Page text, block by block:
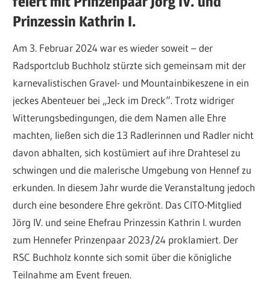
Prinzessin Kathrin I.
Am 3. Februar 2024 war es wieder soweit – der
Radsportclub Buchholz stürzte sich gemeinsam mit der
karnevalistischen Gravel- und Mountainbikeszene in ein
jeckes Abenteuer bei „Jeck im Dreck“. Trotz widriger
Witterungsbedingungen, die dem Namen alle Ehre
machten, ließen sich die 13 Radlerinnen und Radler nicht
davon abhalten, sich kostümiert auf ihre Drahtesel zu
schwingen und die malerische Umgebung von Hennef zu
erkunden. In diesem Jahr wurde die Veranstaltung jedoch
durch eine besondere Ehre gekrönt. Das CITO-Mitglied
Jörg IV. und seine Ehefrau Prinzessin Kathrin I. wurden
zum Hennefer Prinzenpaar 2023/24 proklamiert. Der
RSC Buchholz konnte sich somit über die königliche
Teilnahme am Event freuen.